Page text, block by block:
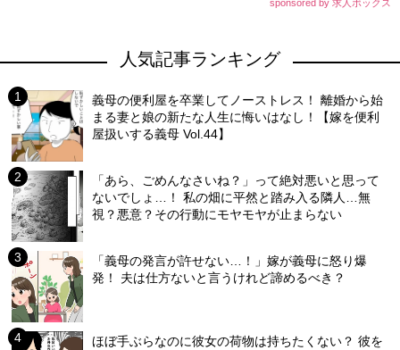
sponsored by 求人ボックス
人気記事ランキング
義母の便利屋を卒業してノーストレス！ 離婚から始
まる妻と娘の新たな人生に悔いはなし！【嫁を便利
屋扱いする義母 Vol.44】
「あら、ごめんなさいね？」って絶対悪いと思って
ないでしょ…！ 私の畑に平然と踏み入る隣人…無
視？悪意？その行動にモヤモヤが止まらない
「義母の発言が許せない…！」嫁が義母に怒り爆
発！ 夫は仕方ないと言うけれど諦めるべき？
ほぼ手ぶらなのに彼女の荷物は持ちたくない？ 彼を